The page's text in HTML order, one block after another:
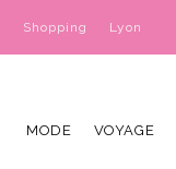
Shopping Lyon
MODE VOYAGE